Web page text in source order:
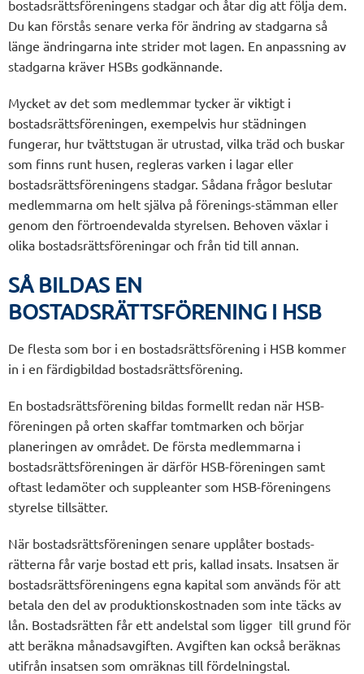
bostadsrättsföreningens stadgar och åtar dig att följa dem.
Du kan förstås senare verka för ändring av stadgarna så
länge ändringarna inte strider mot lagen. En anpassning av
stadgarna kräver HSBs godkännande.
Mycket av det som medlemmar tycker är viktigt i
bostadsrättsföreningen, exempelvis hur städningen
fungerar, hur tvättstugan är utrustad, vilka träd och buskar
som finns runt husen, regleras varken i lagar eller
bostadsrättsföreningens stadgar. Sådana frågor beslutar
medlemmarna om helt själva på förenings-stämman eller
genom den förtroendevalda styrelsen. Behoven växlar i
olika bostadsrättsföreningar och från tid till annan.
SÅ BILDAS EN
BOSTADSRÄTTSFÖRENING I HSB
De flesta som bor i en bostadsrättsförening i HSB kommer
in i en färdigbildad bostadsrättsförening.
En bostadsrättsförening bildas formellt redan när HSB-
föreningen på orten skaffar tomtmarken och börjar
planeringen av området. De första medlemmarna i
bostadsrättsföreningen är därför HSB-föreningen samt
oftast ledamöter och suppleanter som HSB-föreningens
styrelse tillsätter.
När bostadsrättsföreningen senare upplåter bostads-
rätterna får varje bostad ett pris, kallad insats. Insatsen är
bostadsrättsföreningens egna kapital som används för att
betala den del av produktionskostnaden som inte täcks av
lån. Bostadsrätten får ett andelstal som ligger till grund för
att beräkna månadsavgiften. Avgiften kan också beräknas
utifrån insatsen som omräknas till fördelningstal.